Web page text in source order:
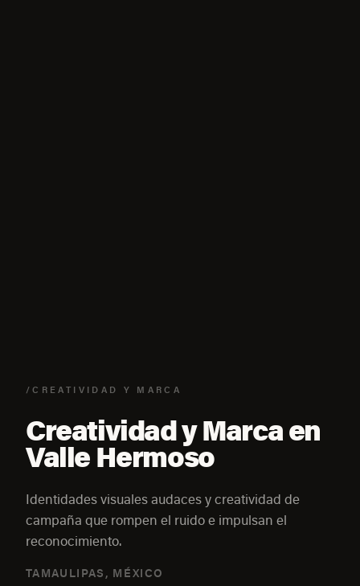
/CREATIVIDAD Y MARCA
Creatividad y Marca en
Valle Hermoso
Identidades visuales audaces y creatividad de
campaña que rompen el ruido e impulsan el
reconocimiento.
TAMAULIPAS, MÉXICO